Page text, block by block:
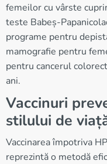
femeilor cu vârste
teste Babeș-
programe pentru
mamografie pentru
pentru cancerul
ani.
Vaccinuri
stilului de
Vaccinarea împotriva
reprezintă o metodă